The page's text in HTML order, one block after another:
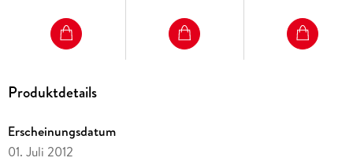
Produktdetails
Erscheinungsdatum
01. Juli 2012